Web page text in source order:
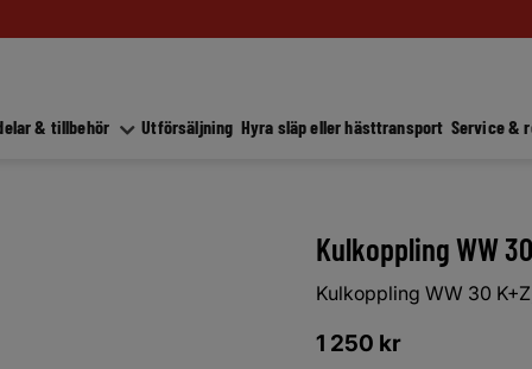
& tillbehör Utförsäljning Hyra släp eller hästtransport Service &
Kulkoppling WW
Kulkoppling WW 30
1 250 kr